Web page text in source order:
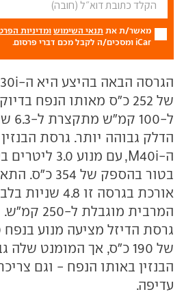
מאשר/ת את תנאי השימוש ומדיניות
iCar ומסכים/ה לקבל מכם דברי פרסום.
של 252 כ"ס מאותו הנפח
ל-
הדלק גבוהה יותר. גרסת
אורכת בגרסה זו
המרבית מוגבלת ל-250 קמ"ש.
של 190 כ"ס, אך המומנט
הבנזין באותו הנפח - וגם
עדיפה.